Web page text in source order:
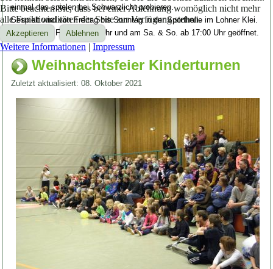
einmal das spielen bei Schwarzlicht probieren.
Gespielt wird von Freitag bis Sonntag in der Sporthalle im Lohner Klei.
Die Halle ist Fr. ab 20:00 Uhr und am Sa. & So. ab 17:00 Uhr geöffnet.
Weihnachtsfeier Kinderturnen
Zuletzt aktualisiert: 08. Oktober 2021
Bitte beachten Sie, dass bei einer Ablehnung womöglich nicht mehr
alle Funktionalitäten der Seite zur Verfügung stehen.
Akzeptieren Ablehnen
Weitere Informationen | Impressum